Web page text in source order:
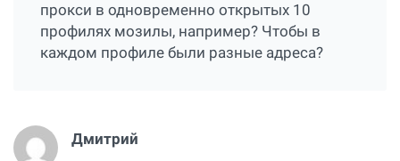
прокси в одновременно открытых 10
профилях мозилы, например? Чтобы в
каждом профиле были разные адреса?
Дмитрий